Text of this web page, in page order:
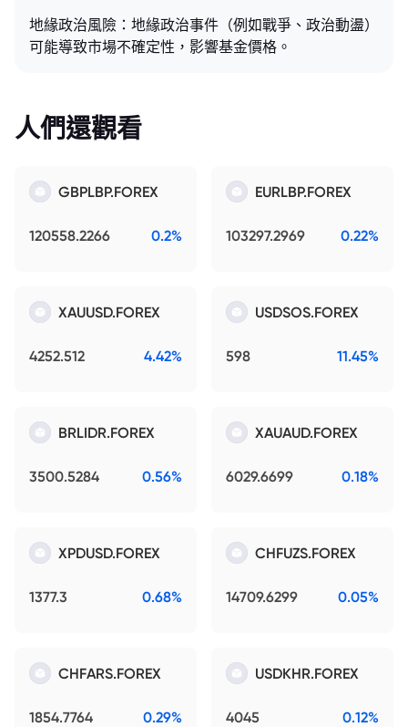
地緣政治風險：地緣政治事件（例如戰爭、政治動盪）
可能導致市場不確定性，影響基金價格。
人們還觀看
GBPLBP.FOREX
120558.2266 0.2%
EURLBP.FOREX
103297.2969 0.22%
XAUUSD.FOREX
4252.512 4.42%
USDSOS.FOREX
598 11.45%
BRLIDR.FOREX
3500.5284 0.56%
XAUAUD.FOREX
6029.6699 0.18%
XPDUSD.FOREX
1377.3 0.68%
CHFUZS.FOREX
14709.6299 0.05%
CHFARS.FOREX
1854.7764 0.29%
USDKHR.FOREX
4045 0.12%